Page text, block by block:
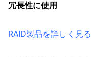
冗長性に使用
RAID製品を詳しく見る